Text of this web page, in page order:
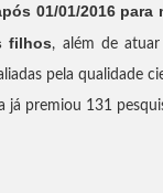
01/01/2016 para
filhos, além de
pela qualidade
já premiou 131